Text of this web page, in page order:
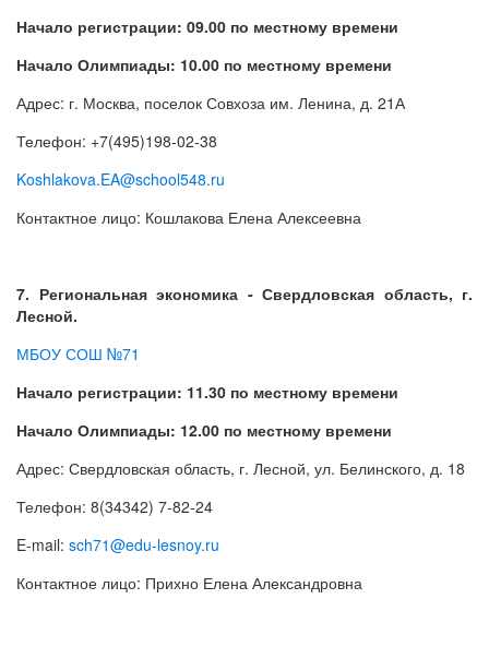
Начало регистрации: 09.00 по местному времени
Начало Олимпиады: 10.00 по местному времени
Адрес: г. Москва, поселок Совхоза им. Ленина, д. 21А
Телефон: +7(495)198-02-38
Koshlakova.EA@school548.ru
Контактное лицо: Кошлакова Елена Алексеевна
7. Региональная экономика - Свердловская область, г.
Лесной.
МБОУ СОШ №71
Начало регистрации: 11.30 по местному времени
Начало Олимпиады: 12.00 по местному времени
Адрес: Свердловская область, г. Лесной, ул. Белинского, д. 18
Телефон: 8(34342) 7-82-24
E-mail: sch71@edu-lesnoy.ru
Контактное лицо: Прихно Елена Александровна